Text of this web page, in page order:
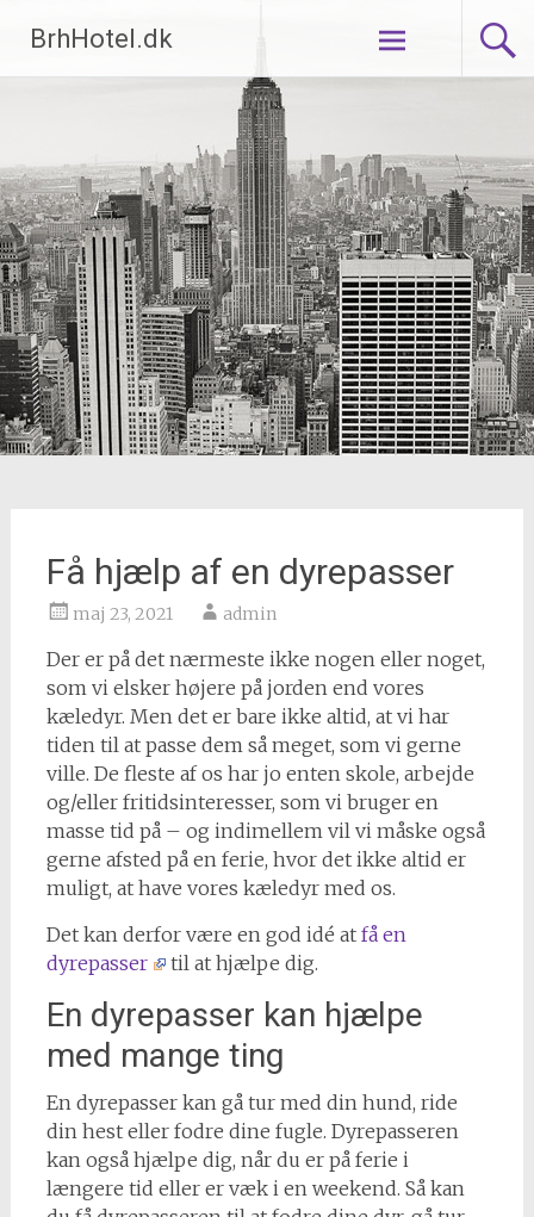
indhold
BrhHotel.dk
Få hjælp af en dyrepasser
maj 23, 2021 admin
Der er på det nærmeste ikke nogen eller noget,
som vi elsker højere på jorden end vores
kæledyr. Men det er bare ikke altid, at vi har
tiden til at passe dem så meget, som vi gerne
ville. De fleste af os har jo enten skole, arbejde
og/eller fritidsinteresser, som vi bruger en
masse tid på – og indimellem vil vi måske også
gerne afsted på en ferie, hvor det ikke altid er
muligt, at have vores kæledyr med os.
Det kan derfor være en god idé at få en
dyrepasser
til at hjælpe dig.
En dyrepasser kan hjælpe
med mange ting
En dyrepasser kan gå tur med din hund, ride
din hest eller fodre dine fugle. Dyrepasseren
kan også hjælpe dig, når du er på ferie i
længere tid eller er væk i en weekend. Så kan